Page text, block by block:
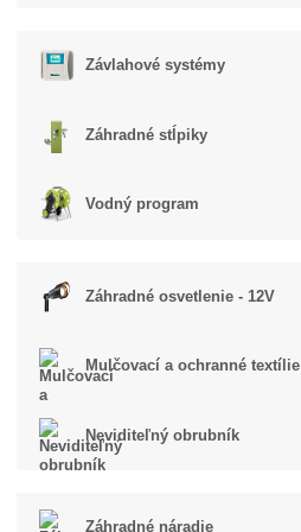
Závlahové systémy
Záhradné stĺpiky
Vodný program
Záhradné osvetlenie - 12V
Mulčovací a ochranné textílie
Neviditeľný obrubník
Záhradné náradie